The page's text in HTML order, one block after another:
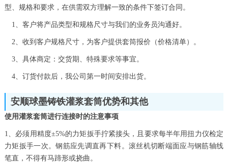
型、规格和要求，在供需双方理解一致的条件下签订合同。
1、客户将产品类型和规格尺寸与我们的业务员沟通好。
2、收到客户规格尺寸，为客户提供套筒报价（价格清单）。
3、具体商定：交货期、特殊要求等事宜。
4、订货付款后，我公司第一时间安排出货。
安顺球墨铸铁灌浆套筒优势和其他
使用灌浆套筒进行连接时的注意事项
1、必须用精度±5%的力矩扳手拧紧接头，且要求每半年用扭力仪检定
力矩扳手一次。钢筋应先调直再下料。滚丝机切断端面应与钢筋轴线
笔直，不得有马蹄形或挠曲。